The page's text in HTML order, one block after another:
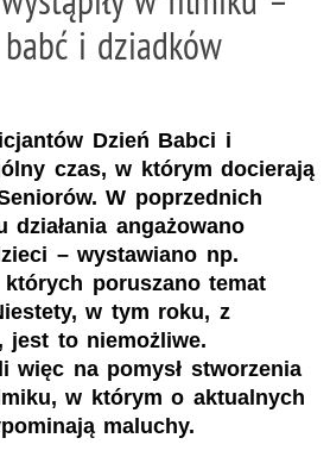
i dziadków
Dzień Babci i
czas, w którym docierają
W poprzednich
działania angażowano
– wystawiano np.
poruszano temat
w tym roku, z
jest to niemożliwe.
więc na pomysł stworzenia
w którym o aktualnych
maluchy.